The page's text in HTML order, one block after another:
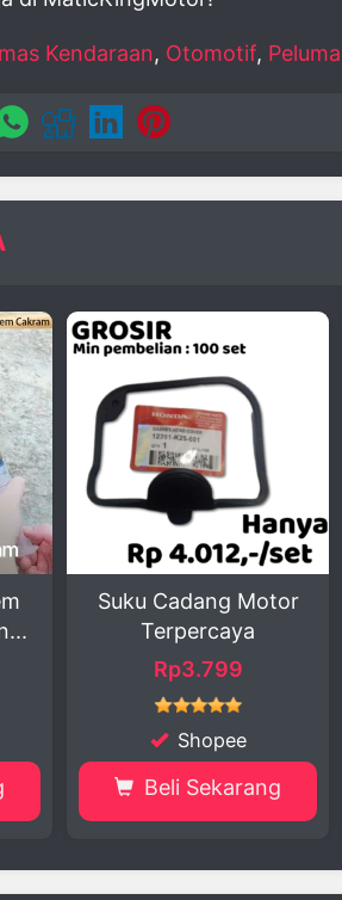
Kendaraan, Otomotif,
FUSE DX MICRO Series
Rp400
Shopee
Beli Sekarang